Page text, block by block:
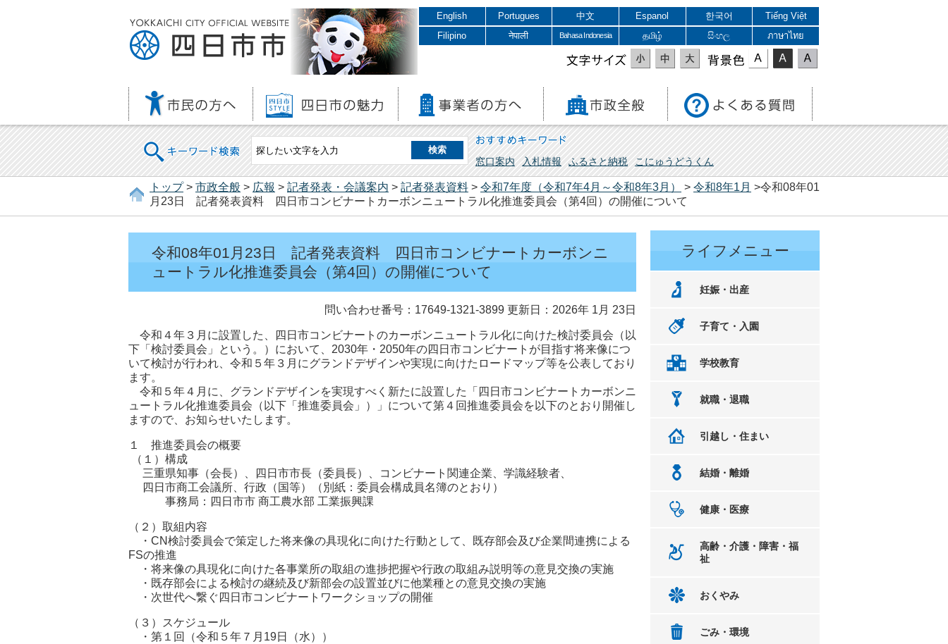
English Portugues 中文 Espanol 한국어
Tiếng Việt
Filipino
नेपाली Bahasa Indonesia தமிழ் සිංහල ภาษาไทย
文字サイズ 表示色
キーワード検索 おすすめキーワード
窓口案内 入札情報 ふるさと納税 こにゅうどうくん
トップ> 市政全般 > 広報 > 記者発表・会議案内 > 記者発表資料 > 令和7年度（令和7年4月～令和8年3月） > 令和8年1月 >令和08年01
月23日 記者発表資料 四日市コンビナートカーボンニュートラル化推進委員会（第4回）の開催について
令和08年01月23日 記者発表資料 四日市コンビナートカーボンニ
ュートラル化推進委員会（第4回）の開催について
問い合わせ番号：17649-1321-3899 更新日：2026年 1月 23日
令和４年３月に設置した、四日市コンビナートのカーボンニュートラル化に向けた検討委員会（以
下「検討委員会」という。）において、2030年・2050年の四日市コンビナートが目指す将来像につ
いて検討が行われ、令和５年３月にグランドデザインや実現に向けたロードマップ等を公表しており
ます。
令和５年４月に、グランドデザインを実現すべく新たに設置した「四日市コンビナートカーボンニ
ュートラル化推進委員会（以下「推進委員会」）」について第４回推進委員会を以下のとおり開催し
ますので、お知らせいたします。
１ 推進委員会の概要
（１）構成
三重県知事（会長）、四日市市長（委員長）、コンビナート関連企業、学識経験者、
四日市商工会議所、行政（国等）（別紙：委員会構成員名簿のとおり）
事務局：四日市市 商工農水部 工業振興課
（２）取組内容
・CN検討委員会で策定した将来像の具現化に向けた行動として、既存部会及び企業間連携による
FSの推進
・将来像の具現化に向けた各事業所の取組の進捗把握や行政の取組み説明等の意見交換の実施
・既存部会による検討の継続及び新部会の設置並びに他業種との意見交換の実施
・次世代へ繋ぐ四日市コンビナートワークショップの開催
（３）スケジュール
・第１回（令和５年７月19日（水））
ライフメニュー
妊娠・出産
子育て・入園
学校教育
就職・退職
引越し・住まい
結婚・離婚
健康・医療
高齢・介護・障害・福
祉
おくやみ
ごみ・環境